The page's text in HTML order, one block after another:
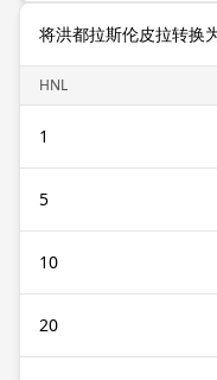
将洪都拉斯伦皮拉转换
HNL
1
5
10
20